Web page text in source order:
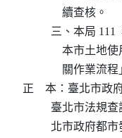
              續查核。
三、本局
本市
關作業
正    本：臺北市政
臺北市法
北市政